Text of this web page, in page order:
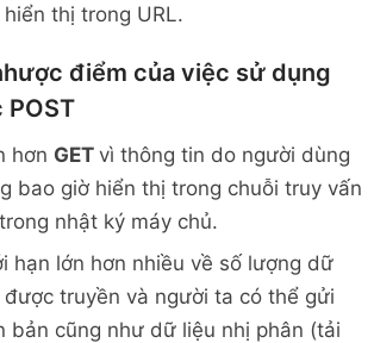
thị trong URL.
điểm của việc sử dụng
hơn GET vì thông tin do người dùng
bao giờ hiển thị trong chuỗi truy vấn
nhật ký máy chủ.
hạn lớn hơn nhiều về số lượng dữ
được truyền và người ta có thể gửi
bản cũng như dữ liệu nhị phân (tải